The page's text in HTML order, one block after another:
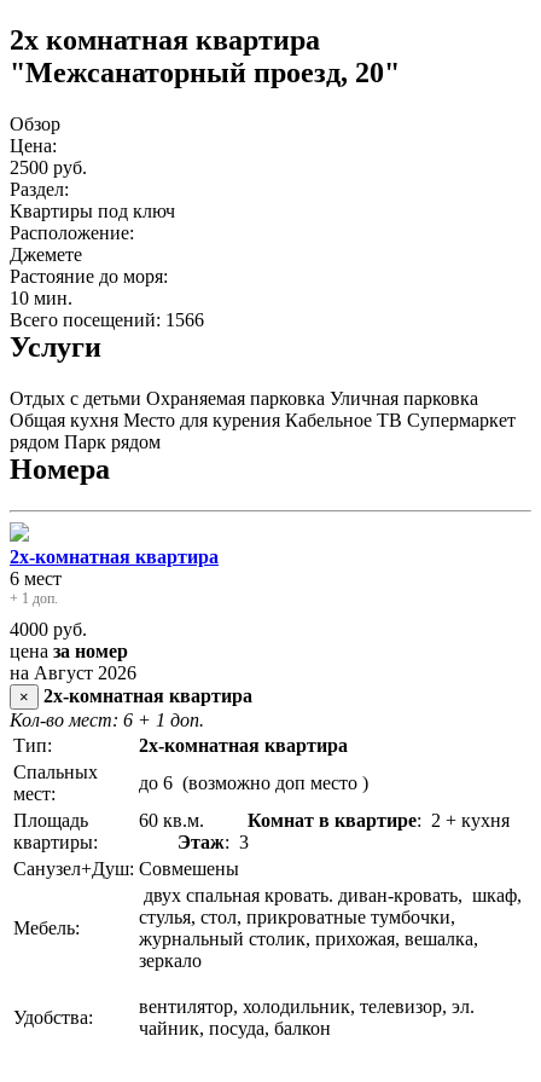
2х комнатная квартира
"Межсанаторный проезд, 20"
Обзор
Цена:
2500 руб.
Раздел:
Квартиры под ключ
Расположение:
Джемете
Растояние до моря:
10 мин.
Всего посещений: 1566
Услуги
Отдых с детьми Охраняемая парковка Уличная парковка
Общая кухня Место для курения Кабельное ТВ Супермаркет
рядом Парк рядом
Номера
2х-комнатная квартира
6 мест
+ 1 доп.
4000 руб.
цена за номер
на Август 2026
×
2х-комнатная квартира
Кол-во мест: 6 + 1 доп.
Тип:
2х-комнатная квартира
Спальных
мест:
до 6 (возможно доп место )
Площадь
квартиры:
60 кв.м. Комнат в квартире: 2 + кухня
Этаж: 3
Санузел+Душ: Совмешены
Мебель:
двух спальная кровать. диван-кровать, шкаф,
стулья, стол, прикроватные тумбочки,
журнальный столик, прихожая, вешалка,
зеркало
Удобства:
вентилятор, холодильник, телевизор, эл.
чайник, посуда, балкон